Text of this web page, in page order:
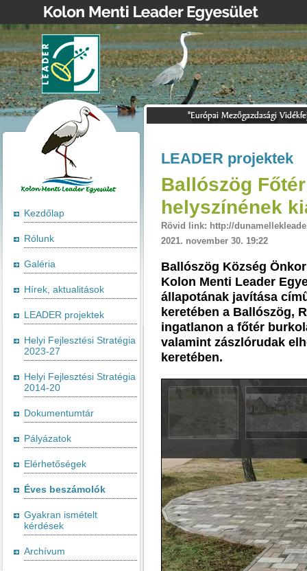
Kezdőlap
Rólunk
Galéria
Hírek, aktualitások
LEADER projektek
Helyi Fejlesztési Stratégia
2023-27
Helyi Fejlesztési Stratégia
2014-20
Dokumentumtár
Pályázatok
Elérhetőségek
Éves beszámolók
Gyakran ismételt
kérdések
Archívum
LEADER projektek
Ballószög
helyszínének
Rövid link: http://
2021. november 30. 19:22
Ballószög Község
Kolon Menti Leader
állapotának javítása
keretében a Ballószög,
ingatlanon a főtér
valamint zászlórudak
keretében.